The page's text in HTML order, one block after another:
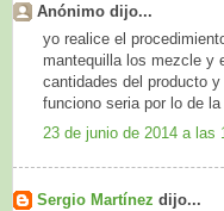
Anónimo dijo...
yo realice el
mantequilla los mezcle y
cantidades del producto
funciono seria por lo de
23 de junio de 2014 a las
Sergio Martínez dijo...